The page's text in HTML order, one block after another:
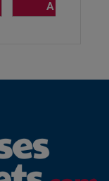
A partir de